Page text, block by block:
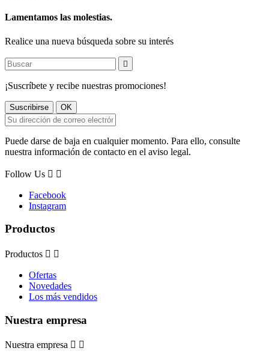
Lamentamos las molestias.
Realice una nueva búsqueda sobre su interés

¡Suscríbete y recibe nuestras promociones!
Puede darse de baja en cualquier momento. Para ello, consulte
nuestra información de contacto en el aviso legal.
Follow Us  
Facebook
Instagram
Productos
Productos  
Ofertas
Novedades
Los más vendidos
Nuestra empresa
Nuestra empresa  